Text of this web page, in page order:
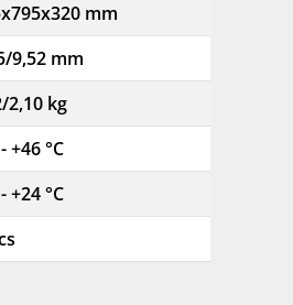
mm
9,52 mm
2,10 kg
+46 °C
+24 °C